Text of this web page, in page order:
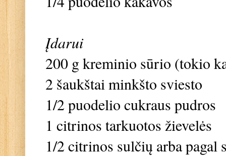
Įdarui
200 g kreminio sūrio (tokio
2 šaukštai minkšto sviesto
1/2 puodelio cukraus pudros
1 citrinos tarkuotos žievelės
1/2 citrinos sulčių arba pagal